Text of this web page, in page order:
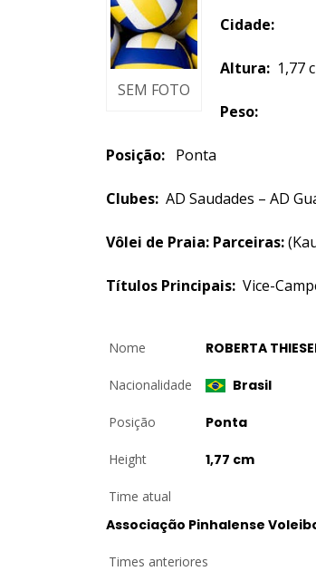
SEM FOTO
Cidade:
Altura:
Peso:
Posição: Ponta
Clubes: AD Saudades – AD
Vôlei de Praia: Parceiras:
Títulos Principais: Vice-
Nome ROBERTA
Nacionalidade Brasil
Posição Ponta
Height 1,77 cm
Time atual
Associação Pinhalense
Times anteriores